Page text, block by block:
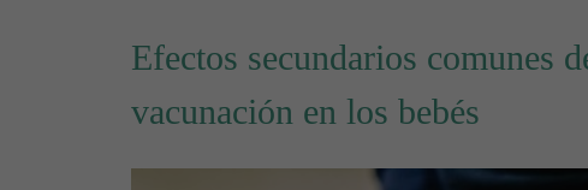
Efectos secundarios comunes
vacunación en los bebés